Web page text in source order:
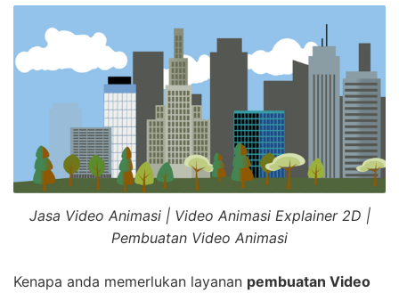
Jasa Video Animasi | Video Animasi Explainer 2D |
Pembuatan Video Animasi
Kenapa anda memerlukan layanan pembuatan Video